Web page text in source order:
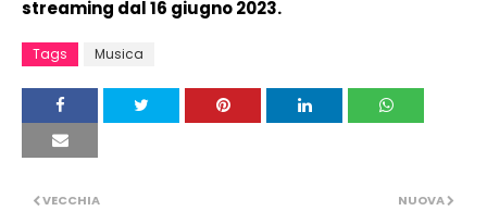
streaming dal 16 giugno 2023.
Tags Musica
NUOVA
VECCHIA